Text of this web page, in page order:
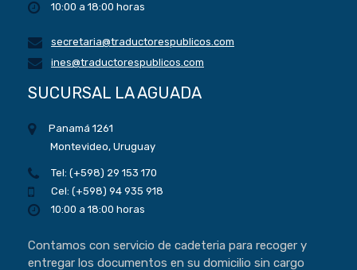
10:00 a 18:00 horas
secretaria@traductorespublicos.com
ines@traductorespublicos.com
SUCURSAL LA AGUADA
Panamá 1261
Montevideo, Uruguay
Tel: (+598) 29 153 170
Cel: (+598) 94 935 918
10:00 a 18:00 horas
Contamos con servicio de cadeteria para recoger y
entregar los documentos en su domicilio sin cargo